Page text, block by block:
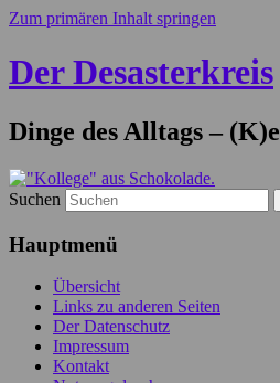
Zum primären Inhalt springen
Der Desasterkreis
Dinge des Alltags –
Suchen
Hauptmenü
Übersicht
Links zu anderen Seiten
Der Datenschutz
Impressum
Kontakt